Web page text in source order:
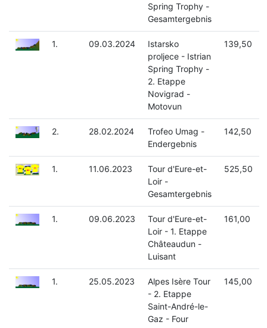
Spring Trophy -
Gesamtergebnis
1. 09.03.2024
Istarsko
proljece - Istrian
Spring Trophy -
2. Etappe
Novigrad -
Motovun
139,50
2. 28.02.2024
Trofeo Umag -
Endergebnis
142,50
1. 11.06.2023
Tour d'Eure-et-
Loir -
Gesamtergebnis
525,50
1. 09.06.2023
Tour d'Eure-et-
Loir - 1. Etappe
Châteaudun -
Luisant
161,00
1. 25.05.2023
Alpes Isère Tour
- 2. Etappe
Saint-André-le-
Gaz - Four
145,00